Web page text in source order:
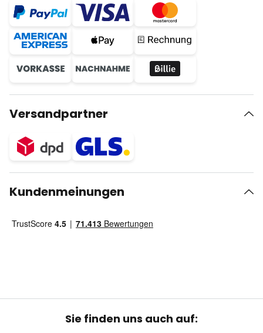
Versandpartner
Kundenmeinungen
Sie finden uns auch auf: